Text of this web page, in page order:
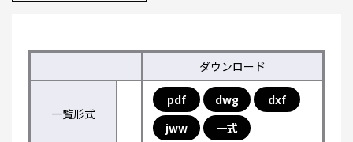
ダウンロード
一覧形式
pdf dwg
dxf
jww
一式